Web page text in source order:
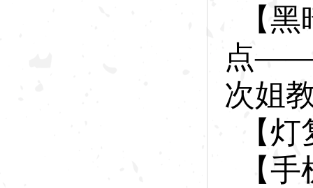
【黑
点——
次姐
【
【